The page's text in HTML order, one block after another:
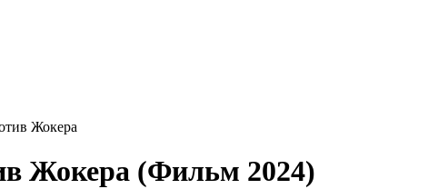
Жокера
Жокера (Фильм 2024)